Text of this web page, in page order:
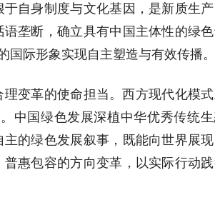
自身制度与文化基因，是新质生产
垄断，确立具有中国主体性的绿
际形象实现自主塑造与有效传播。
变革的使命担当。西方现代化模
中国绿色发展深植中华优秀传统
的绿色发展叙事，既能向世界展现
惠包容的方向变革，以实际行动践